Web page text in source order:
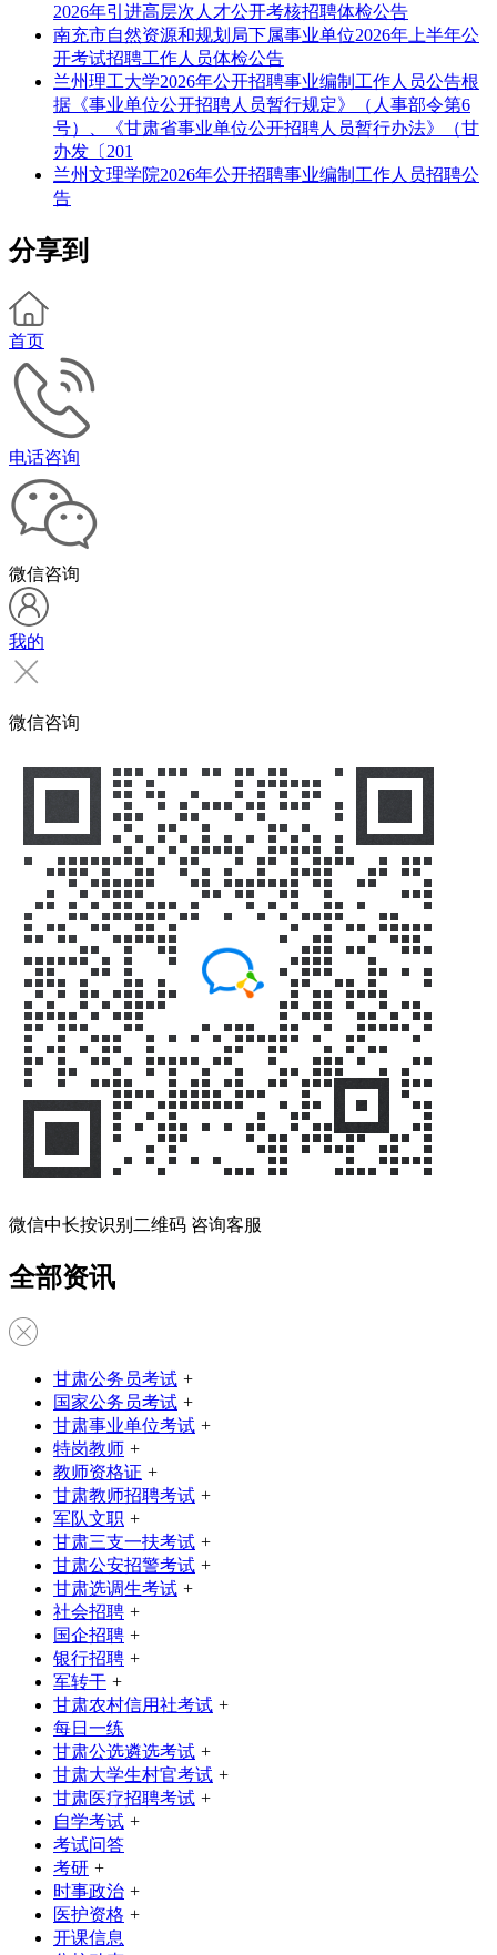
2026年引进高层次人才公开考核招聘体检公告
南充市自然资源和规划局下属事业单位2026年上半年公
开考试招聘工作人员体检公告
兰州理工大学2026年公开招聘事业编制工作人员公告根
据《事业单位公开招聘人员暂行规定》（人事部令第6
号）、《甘肃省事业单位公开招聘人员暂行办法》（甘
办发〔201
兰州文理学院2026年公开招聘事业编制工作人员招聘公
告
分享到
首页
电话咨询
微信咨询
我的
微信咨询
微信中长按识别二维码 咨询客服
全部资讯
甘肃公务员考试 +
国家公务员考试 +
甘肃事业单位考试 +
特岗教师 +
教师资格证 +
甘肃教师招聘考试 +
军队文职 +
甘肃三支一扶考试 +
甘肃公安招警考试 +
甘肃选调生考试 +
社会招聘 +
国企招聘 +
银行招聘 +
军转干 +
甘肃农村信用社考试 +
每日一练
甘肃公选遴选考试 +
甘肃大学生村官考试 +
甘肃医疗招聘考试 +
自学考试 +
考试问答
考研 +
时事政治 +
医护资格 +
开课信息